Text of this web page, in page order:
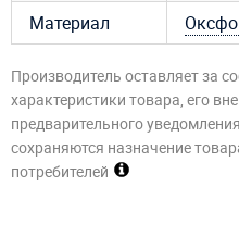
Материал
Производитель оставляет за
характеристики товара, его
предварительного
сохраняются назначение
потребителей